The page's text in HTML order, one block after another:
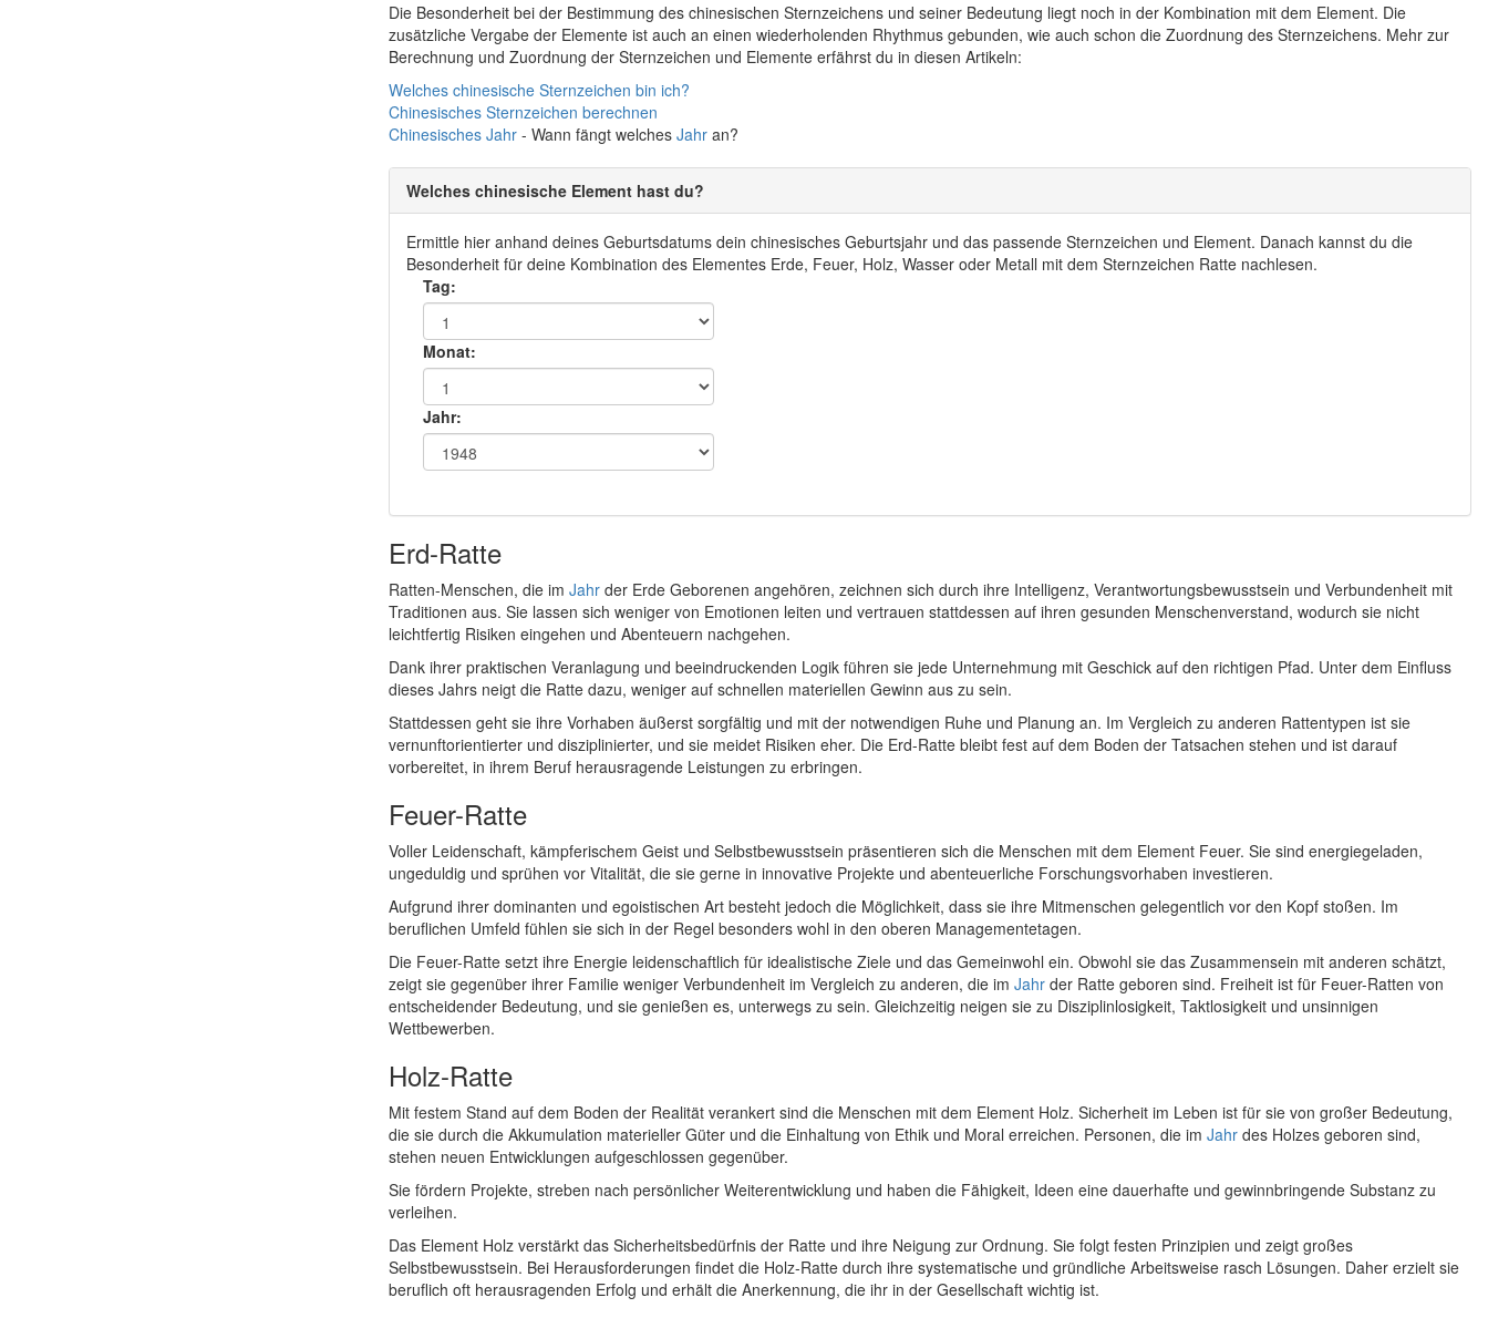
Die Besonderheit bei der Bestimmung des chinesischen Sternzeichens und seiner Bedeutung liegt noch in der Kombination mit dem Element. Die
zusätzliche Vergabe der Elemente ist auch an einen wiederholenden Rhythmus gebunden, wie auch schon die Zuordnung des Sternzeichens. Mehr zur
Berechnung und Zuordnung der Sternzeichen und Elemente erfährst du in diesen Artikeln:
Welches chinesische Sternzeichen bin ich?
Chinesisches Sternzeichen berechnen
Chinesisches Jahr - Wann fängt welches Jahr an?
Welches chinesische Element hast du?
Ermittle hier anhand deines Geburtsdatums dein chinesisches Geburtsjahr und das passende Sternzeichen und Element. Danach kannst du die
Besonderheit für deine Kombination des Elementes Erde, Feuer, Holz, Wasser oder Metall mit dem Sternzeichen Ratte nachlesen.
Tag:
Monat:
Jahr:
Erd-Ratte
Ratten-Menschen, die im Jahr der Erde Geborenen angehören, zeichnen sich durch ihre Intelligenz, Verantwortungsbewusstsein und Verbundenheit mit
Traditionen aus. Sie lassen sich weniger von Emotionen leiten und vertrauen stattdessen auf ihren gesunden Menschenverstand, wodurch sie nicht
leichtfertig Risiken eingehen und Abenteuern nachgehen.
Dank ihrer praktischen Veranlagung und beeindruckenden Logik führen sie jede Unternehmung mit Geschick auf den richtigen Pfad. Unter dem Einfluss
dieses Jahrs neigt die Ratte dazu, weniger auf schnellen materiellen Gewinn aus zu sein.
Stattdessen geht sie ihre Vorhaben äußerst sorgfältig und mit der notwendigen Ruhe und Planung an. Im Vergleich zu anderen Rattentypen ist sie
vernunftorientierter und disziplinierter, und sie meidet Risiken eher. Die Erd-Ratte bleibt fest auf dem Boden der Tatsachen stehen und ist darauf
vorbereitet, in ihrem Beruf herausragende Leistungen zu erbringen.
Feuer-Ratte
Voller Leidenschaft, kämpferischem Geist und Selbstbewusstsein präsentieren sich die Menschen mit dem Element Feuer. Sie sind energiegeladen,
ungeduldig und sprühen vor Vitalität, die sie gerne in innovative Projekte und abenteuerliche Forschungsvorhaben investieren.
Aufgrund ihrer dominanten und egoistischen Art besteht jedoch die Möglichkeit, dass sie ihre Mitmenschen gelegentlich vor den Kopf stoßen. Im
beruflichen Umfeld fühlen sie sich in der Regel besonders wohl in den oberen Managementetagen.
Die Feuer-Ratte setzt ihre Energie leidenschaftlich für idealistische Ziele und das Gemeinwohl ein. Obwohl sie das Zusammensein mit anderen schätzt,
zeigt sie gegenüber ihrer Familie weniger Verbundenheit im Vergleich zu anderen, die im Jahr der Ratte geboren sind. Freiheit ist für Feuer-Ratten von
entscheidender Bedeutung, und sie genießen es, unterwegs zu sein. Gleichzeitig neigen sie zu Disziplinlosigkeit, Taktlosigkeit und unsinnigen
Wettbewerben.
Holz-Ratte
Mit festem Stand auf dem Boden der Realität verankert sind die Menschen mit dem Element Holz. Sicherheit im Leben ist für sie von großer Bedeutung,
die sie durch die Akkumulation materieller Güter und die Einhaltung von Ethik und Moral erreichen. Personen, die im Jahr des Holzes geboren sind,
stehen neuen Entwicklungen aufgeschlossen gegenüber.
Sie fördern Projekte, streben nach persönlicher Weiterentwicklung und haben die Fähigkeit, Ideen eine dauerhafte und gewinnbringende Substanz zu
verleihen.
Das Element Holz verstärkt das Sicherheitsbedürfnis der Ratte und ihre Neigung zur Ordnung. Sie folgt festen Prinzipien und zeigt großes
Selbstbewusstsein. Bei Herausforderungen findet die Holz-Ratte durch ihre systematische und gründliche Arbeitsweise rasch Lösungen. Daher erzielt sie
beruflich oft herausragenden Erfolg und erhält die Anerkennung, die ihr in der Gesellschaft wichtig ist.